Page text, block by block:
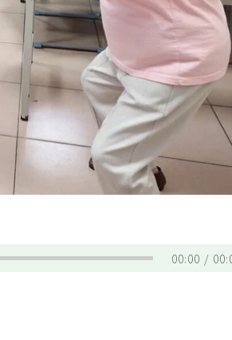
00:00